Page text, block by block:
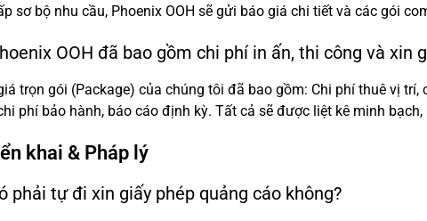
sơ bộ nhu cầu, Phoenix OOH sẽ gửi báo giá chi tiết và các gói
OOH đã bao gồm chi phí in ấn, thi công và xin
trọn gói (Package) của chúng tôi đã bao gồm: Chi phí thuê vị
phí bảo hành, báo cáo định kỳ. Tất cả sẽ được liệt kê minh
khai & Pháp lý
phải tự đi xin giấy phép quảng cáo không?